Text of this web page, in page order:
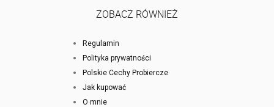
ZOBACZ RÓWNIEŻ
Regulamin
Polityka prywatności
Polskie Cechy Probiercze
Jak kupować
O mnie